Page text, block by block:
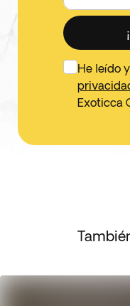
He leído
Exoticca